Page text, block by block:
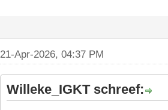
21-Apr-2026, 04:37 PM
Willeke_IGKT schreef: